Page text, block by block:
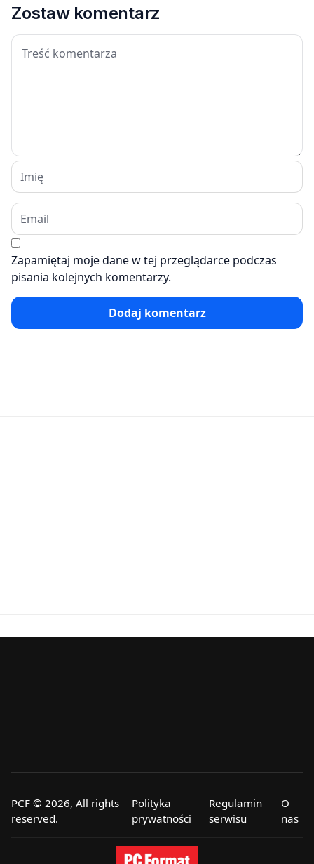
Zostaw komentarz
Zapamiętaj moje dane w tej przeglądarce podczas
pisania kolejnych komentarzy.
Dodaj komentarz
PCF © 2026, All rights
reserved.
Polityka
prywatności
Regulamin
serwisu
O
nas